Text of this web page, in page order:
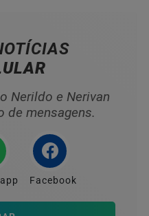
Nerildo e Nerivan
de mensagens.
Facebook